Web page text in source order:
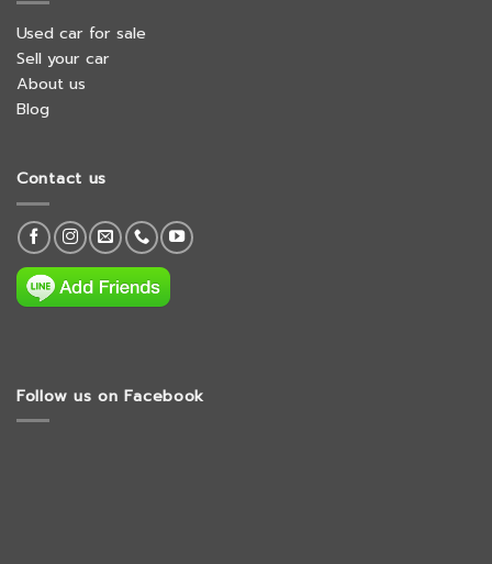
Used car for sale
Sell your car
About us
Blog
Contact us
Follow us on Facebook